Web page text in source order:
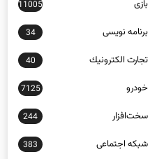
برنامه نويسی 34
تجارت الكترونيك 40
خودرو 7125
سخت‌افزار 244
شبكه اجتماعی 383
فناوری 10901